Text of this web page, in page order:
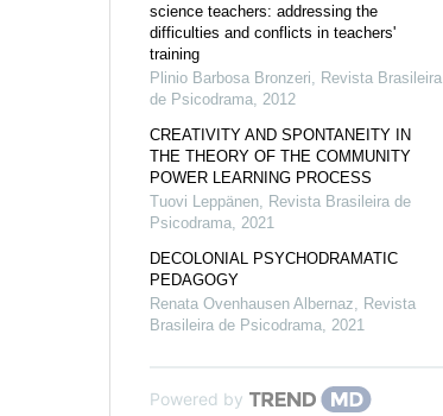
science teachers: addressing the
difficulties and conflicts in teachers'
training
Plinio Barbosa Bronzeri
Revista Brasileira
de Psicodrama 2012
CREATIVITY AND SPONTANEITY IN
THE THEORY OF THE COMMUNITY
POWER LEARNING PROCESS
Tuovi Leppänen
Revista Brasileira de
Psicodrama 2021
DECOLONIAL PSYCHODRAMATIC
PEDAGOGY
Renata Ovenhausen Albernaz
Revista
Brasileira de Psicodrama 2021
Powered by